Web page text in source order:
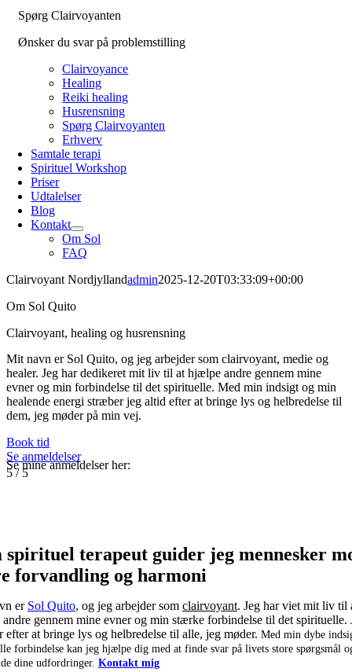
Spørg Clairvoyanten
Ønsker du svar på problemstilling
Clairvoyance
Healing
Reiki healing
Husrensning
Spørg Clairvoyanten
Erhverv
Samtale terapi
Spirituel Workshop
Priser
Udtalelser
Blog
Kontakt
Om Sol
FAQ
Clairvoyant Nordjyllandadmin2025-12-20T03:33:09+00:00
Om Sol Quito
Clairvoyant, healing og husrensning
Mit navn er Sol Quito, og jeg arbejder som clairvoyant, medie og
healer. Jeg har dedikeret mit liv til at hjælpe andre gennem mine
evner og min forbindelse til det spirituelle. Med min indsigt og min
healende energi stræber jeg altid efter at bringe lys og helbredelse til
dem, jeg møder på min vej.
Book tid
Se anmeldelser
Se mine anmeldelser her:
5/5
spirituel terapeut guider jeg mennesker
forvandling og harmoni
er Sol Quito, og jeg arbejder som clairvoyant. Jeg har viet mit liv til
gennem mine evner og min stærke forbindelse til det spirituelle.
efter at bringe lys og helbredelse til alle, jeg møder. Med min dybe
forbindelse kan jeg hjælpe dig med at finde svar på livets store spørgsmål
dine udfordringer. Kontakt mig